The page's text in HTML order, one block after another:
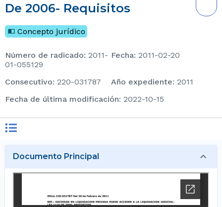
De 2006- Requisitos
Concepto jurídico
Número de radicado: 2011-
01-055129
Fecha: 2011-02-20
consecutivo: 220-031787 Año expediente: 2011
Fecha de última modificación: 2022-10-15
Documento Principal